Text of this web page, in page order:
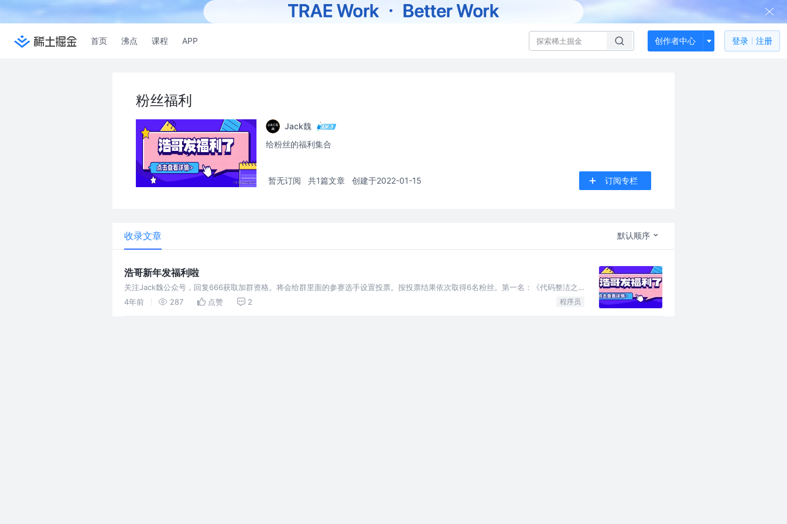
首页 沸点 课程 APP 创作者中心 登录 注册
粉丝福利
Jack魏
给粉丝的福利集合
暂无订阅 共1篇文章 创建于2022-01-15 订阅专栏
收录文章 默认顺序
浩哥新年发福利啦
关注Jack魏公众号，回复666获取加群资格。将会给群里面的参赛选手设置投票。按投票结果依次取得6名粉丝。第一名：《代码整洁之
道》第二名：润可霖 美润尿素红罐护手霜1个。第三名：日本santen金色
4年前 287 点赞 2 程序员